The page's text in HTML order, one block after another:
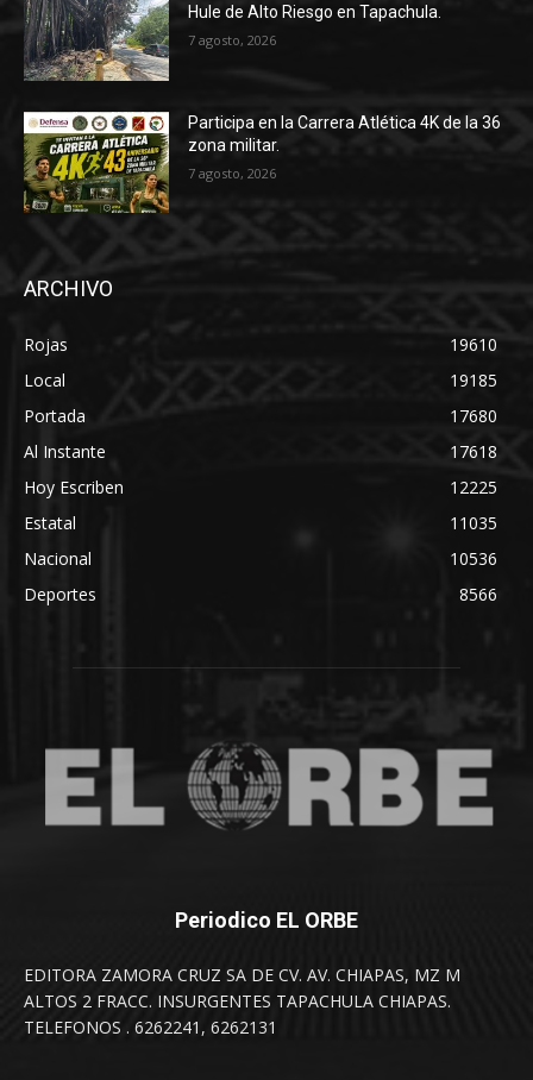
Hule de Alto Riesgo en Tapachula.
7 agosto, 2026
Participa en la Carrera Atlética 4K de la 36
zona militar.
7 agosto, 2026
ARCHIVO
Rojas
19610
Local
19185
Portada
17680
Al Instante
17618
Hoy Escriben
12225
Estatal
11035
Nacional
10536
Deportes
8566
Periodico EL ORBE
EDITORA ZAMORA CRUZ SA DE CV. AV. CHIAPAS, MZ M
ALTOS 2 FRACC. INSURGENTES TAPACHULA CHIAPAS.
TELEFONOS . 6262241, 6262131